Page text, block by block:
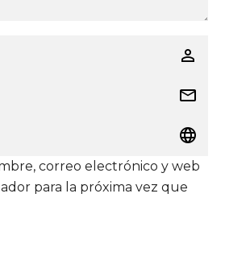
correo electrónico y web
para la próxima vez que